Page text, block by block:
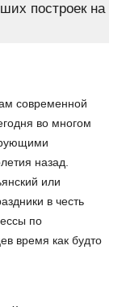
построек на
современной
во многом
назад.
или
в честь
по
время как будто